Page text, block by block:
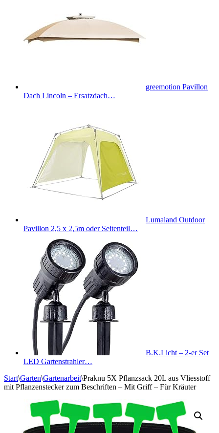
greemotion Pavillon
Dach Lincoln – Ersatzdach…
Lumaland Outdoor
Pavillon 2,5 x 2,5m oder Seitenteil…
B.K.Licht – 2-er Set
LED Gartenstrahler…
Start\Garten\Gartenarbeit\Praknu 5X Pflanzsack 20L aus Vliesstoff
mit Pflanzenstecker zum Beschriften – Mit Griff – Für Kräuter